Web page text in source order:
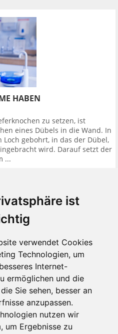
ist
verwendet Cookies
Technologien, um
Internet-
ermöglichen und die
Sie sehen, besser an
anzupassen.
nutzen wir
um Ergebnisse zu
HABEN
zu setzen, ist
eines Dübels in die Wand. In
gebohrt, in das der Dübel,
wird. Darauf setzt der
...
PROTHESE SITZT
Zahnprothesen wünschen
Zahnersatz, der weder
dem man wieder alles essen
man sich fragte: Worauf habe